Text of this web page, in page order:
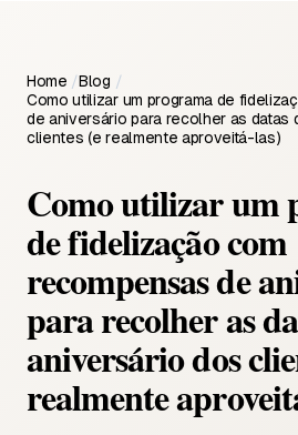
Home /Blog /
Como utilizar um programa de
de aniversário para recolher as datas
clientes (e realmente aproveitá-las)
Como utilizar um
de fidelização com
recompensas de
para recolher as
aniversário dos
realmente